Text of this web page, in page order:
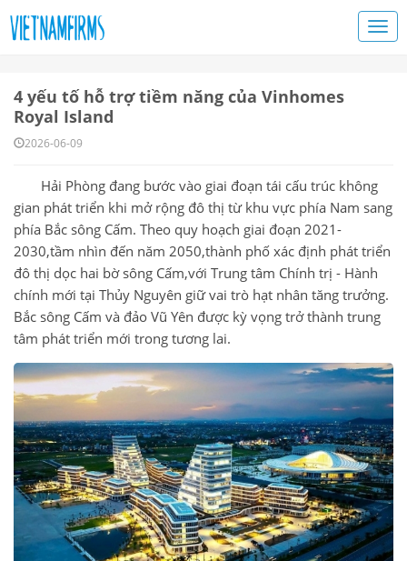
4 yếu tố hỗ trợ tiềm năng của Vinhomes
Royal Island
2026-06-09
Hải Phòng đang bước vào giai đoạn tái cấu trúc không
gian phát triển khi mở rộng đô thị từ khu vực phía Nam sang
phía Bắc sông Cấm. Theo quy hoạch giai đoạn 2021-
2030,tầm nhìn đến năm 2050,thành phố xác định phát triển
đô thị dọc hai bờ sông Cấm,với Trung tâm Chính trị - Hành
chính mới tại Thủy Nguyên giữ vai trò hạt nhân tăng trưởng.
Bắc sông Cấm và đảo Vũ Yên được kỳ vọng trở thành trung
tâm phát triển mới trong tương lai.